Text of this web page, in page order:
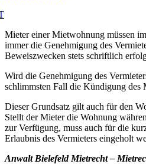
Mieter einer Mietwohnung müssen
immer die Genehmigung des
Beweiszwecken stets schriftlich
Wird die Genehmigung des
schlimmsten Fall die Kündigung des
Dieser Grundsatz gilt auch für den
Stellt der Mieter die Wohnung
zur Verfügung, muss auch für die
Erlaubnis des Vermieters eingeholt
Anwalt Bielefeld Mietrecht –